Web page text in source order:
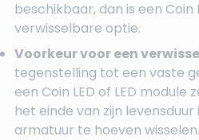
beschikbaar, dan is een Coin
verwisselbare optie.
Voorkeur voor een
tegenstelling tot een vaste
een Coin LED of LED module
het einde van zijn
armatuur te hoeven wisselen.